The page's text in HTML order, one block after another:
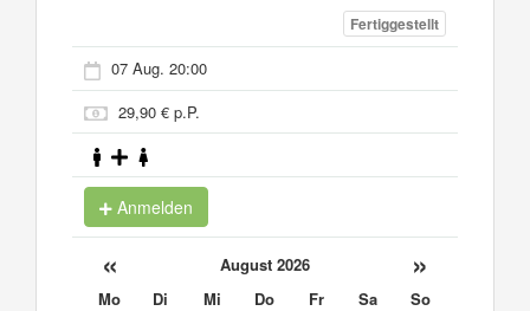
Fertiggestellt
07 Aug. 20:00
29,90 € p.P.
Anmelden
« August 2026 »
Mo Di Mi Do Fr Sa
So